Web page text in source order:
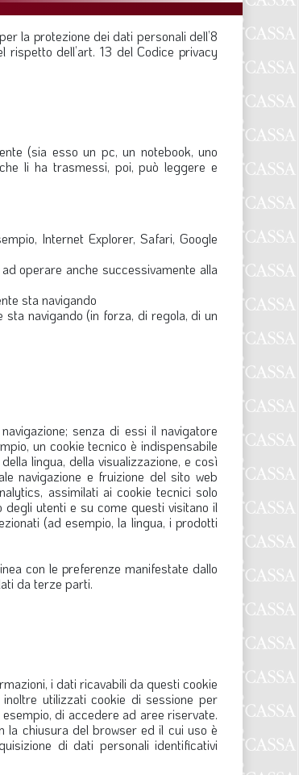
la protezione dei dati personali dell’8
rispetto dell’art. 13 del Codice privacy
(sia esso un pc, un notebook, uno
li ha trasmessi, poi, può leggere e
Internet Explorer, Safari, Google
operare anche successivamente alla
sta navigando
navigando (in forza, di regola, di un
senza di essi il navigatore
un cookie tecnico è indispensabile
lingua, della visualizzazione, e così
navigazione e fruizione del sito web
assimilati ai cookie tecnici solo
utenti e su come questi visitano il
(ad esempio, la lingua, i prodotti
con le preferenze manifestate dallo
da terze parti.
i dati ricavabili da questi cookie
utilizzati cookie di sessione per
di accedere ad aree riservate.
la chiusura del browser ed il cui uso è
di dati personali identificativi